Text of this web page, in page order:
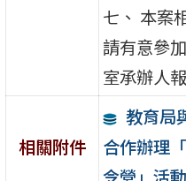
七、 本案
請有意參
室承辦人
相關附件
教育局
合作辦理